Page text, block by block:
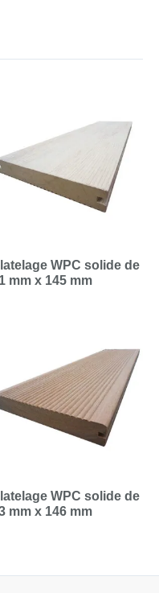
WPC solide de
mm x 145 mm
WPC solide de
mm x 146 mm